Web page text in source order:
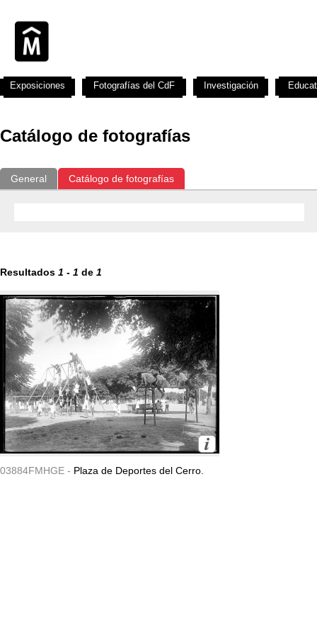
Catálogo de fotografías
General Catálogo de fotografías
Resultados 1 - 1 de 1
03884FMHGE - Plaza de Deportes del Cerro.
Exposiciones Fotografías del CdF Investigación